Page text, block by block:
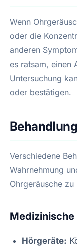
Wenn
oder die
anderen
es ratsam, einen
Untersuchung
oder bestätigen.
Verschiedene
Wahrnehmung
Ohrgeräusche
Hörgeräte: